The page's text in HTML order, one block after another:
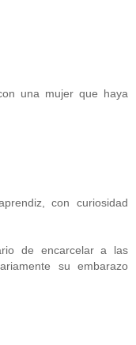
una mujer que haya
con curiosidad
de encarcelar a las
su embarazo